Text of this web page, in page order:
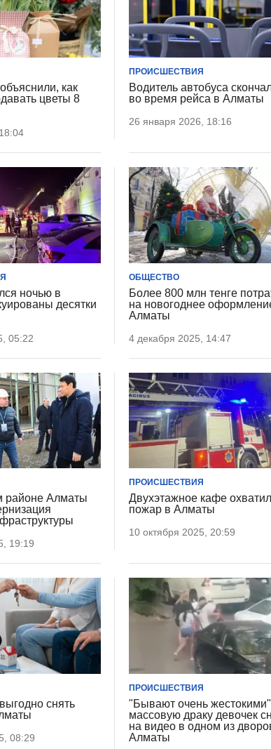
как
цветы 8
ПРОИСШЕСТВИЯ
Водитель автобуса
во время рейса в Алматы
26 января 2026, 18:16
ночью в
десятки
05:22
ОБЩЕСТВО
Более 800 млн тенге
на новогоднее
Алматы
4 декабря 2025, 14:47
районе Алматы
19:19
ПРОИСШЕСТВИЯ
Двухэтажное кафе
пожар в Алматы
10 октября 2025, 20:59
снять
08:29
ПРОИСШЕСТВИЯ
"Бывают очень
массовую драку девочек
на видео в одном из
Алматы